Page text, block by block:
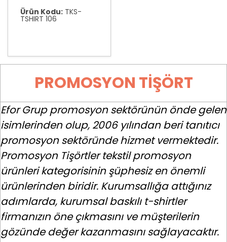
Ürün Kodu: TKS-
TSHIRT 106
PROMOSYON TIŞÖRT
Efor Grup promosyon sektörünün önde gelen
isimlerinden olup, 2006 yılından beri tanıtıcı
promosyon sektöründe hizmet vermektedir.
Promosyon Tişörtler tekstil promosyon
ürünleri kategorisinin şüphesiz en önemli
ürünlerinden biridir. Kurumsallığa attığınız
adımlarda, kurumsal baskılı t-shirtler
firmanızın öne çıkmasını ve müşterilerin
gözünde değer kazanmasını sağlayacaktır.